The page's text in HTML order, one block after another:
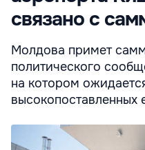
связано с
Молдова примет
политического
на котором
высокопоставленных